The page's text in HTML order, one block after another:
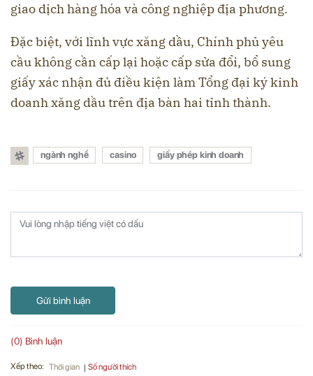
giao dịch hàng hóa và công nghiệp địa phương.
Đặc biệt, với lĩnh vực xăng dầu, Chính phủ yêu
cầu không cần cấp lại hoặc cấp sửa đổi, bổ sung
giấy xác nhận đủ điều kiện làm Tổng đại ký kinh
doanh xăng dầu trên địa bàn hai tỉnh thành.
ngành nghề casino giấy phép kinh doanh
Gửi bình luận
(0) Bình luận
Xếp theo: Thời gian Số người thích